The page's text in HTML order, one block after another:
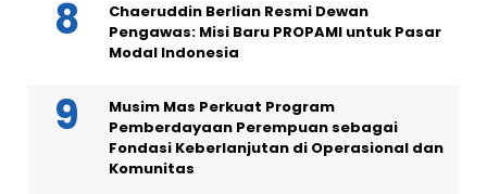
Chaeruddin Berlian Resmi Dewan
Pengawas: Misi Baru PROPAMI untuk Pasar
Modal Indonesia
Musim Mas Perkuat Program
Pemberdayaan Perempuan sebagai
Fondasi Keberlanjutan di Operasional dan
Komunitas